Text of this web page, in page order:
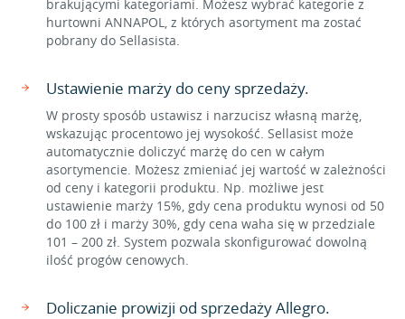
brakującymi kategoriami. Możesz wybrać kategorie z
hurtowni ANNAPOL, z których asortyment ma zostać
pobrany do Sellasista.
Ustawienie marży do ceny sprzedaży.
W prosty sposób ustawisz i narzucisz własną marżę,
wskazując procentowo jej wysokość. Sellasist może
automatycznie doliczyć marżę do cen w całym
asortymencie. Możesz zmieniać jej wartość w zależności
od ceny i kategorii produktu. Np. możliwe jest
ustawienie marży 15%, gdy cena produktu wynosi od 50
do 100 zł i marży 30%, gdy cena waha się w przedziale
101 – 200 zł. System pozwala skonfigurować dowolną
ilość progów cenowych.
Doliczanie prowizji od sprzedaży Allegro.